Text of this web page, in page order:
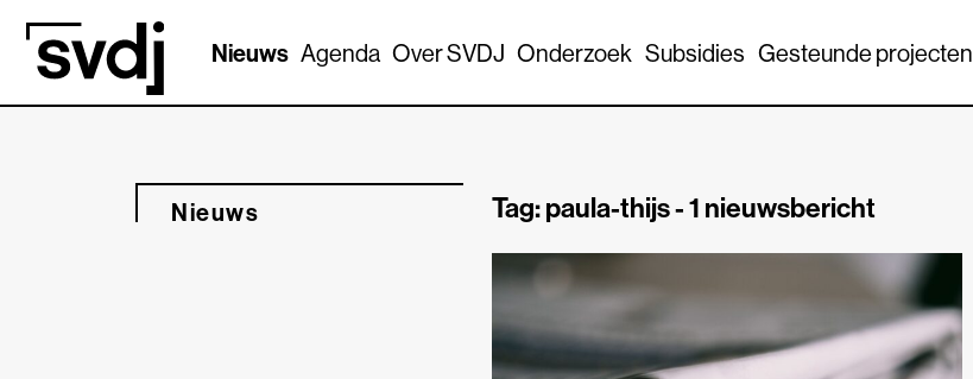
Naar hoofdinhoud
Nieuws Agenda Over SVDJ Onderzoek Subsidies Gesteunde projecten
Nieuws Tag: paula-thijs -1 nieuwsbericht